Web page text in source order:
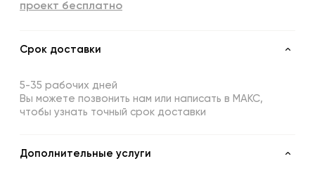
проект бесплатно
Срок доставки
5-35 рабочих дней
Вы можете позвонить нам или написать в МАКС,
чтобы узнать точный срок доставки
Дополнительные услуги